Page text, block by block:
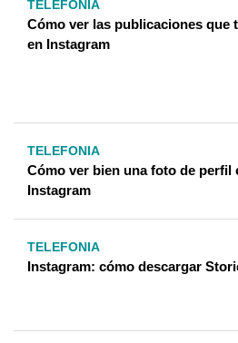
TELEFONIA
Cómo ver las publicaciones que
en Instagram
TELEFONIA
Cómo ver bien una foto de perfil
Instagram
TELEFONIA
Instagram: cómo descargar